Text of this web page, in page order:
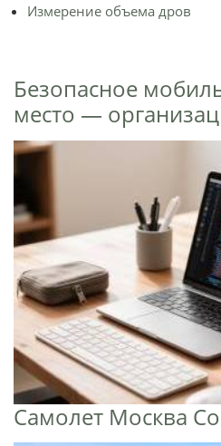
Измерение объема дров
Безопасное
место —
Самолет Москва